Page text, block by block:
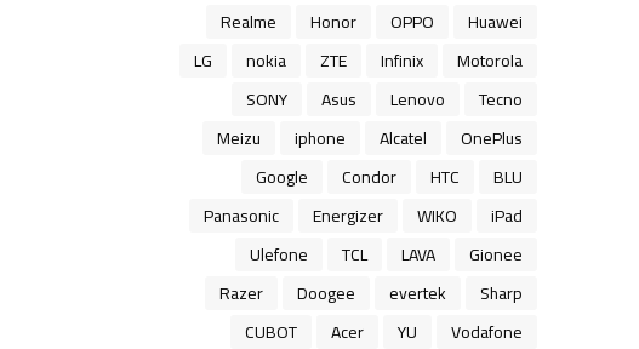
Huawei
OPPO
Honor
Realme
Motorola
Infinix
ZTE
nokia
LG
Tecno
Lenovo
Asus
SONY
OnePlus
Alcatel
iphone
Meizu
BLU
HTC
Condor
Google
iPad
WIKO
Energizer
Panasonic
Gionee
LAVA
TCL
Ulefone
Sharp
evertek
Doogee
Razer
Vodafone
YU
Acer
CUBOT